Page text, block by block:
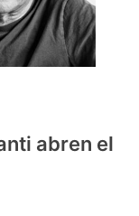
abren el